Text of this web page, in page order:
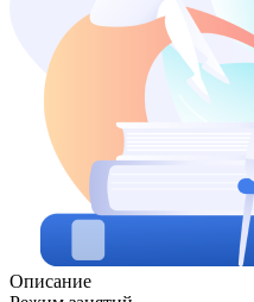
Описание